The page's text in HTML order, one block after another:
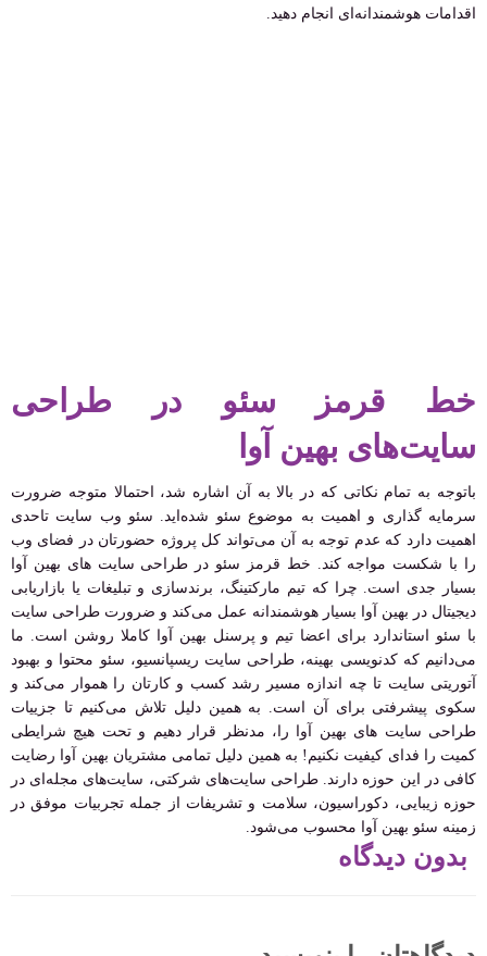
اقدامات هوشمندانه‌ای انجام دهید.
خط قرمز سئو در طراحی
سایت‌های بهین آوا
باتوجه به تمام نکاتی که در بالا به آن اشاره شد، احتمالا متوجه ضرورت
سرمایه گذاری و اهمیت به موضوع سئو شده‌اید. سئو وب سایت تاحدی
اهمیت دارد که عدم توجه به آن می‌تواند کل پروژه حضورتان در فضای وب
را با شکست مواجه کند. خط قرمز سئو در طراحی سایت های بهین آوا
بسیار جدی است. چرا که تیم مارکتینگ، برندسازی و تبلیغات یا بازاریابی
دیجیتال در بهین آوا بسیار هوشمندانه عمل می‌کند و ضرورت طراحی سایت
با سئو استاندارد برای اعضا تیم و پرسنل بهین آوا کاملا روشن است. ما
می‌دانیم که کدنویسی بهینه، طراحی سایت ریسپانسیو، سئو محتوا و بهبود
آتوریتی سایت تا چه اندازه مسیر رشد کسب و کارتان را هموار می‌کند و
سکوی پیشرفتی برای آن است. به همین دلیل تلاش می‌کنیم تا جزییات
طراحی سایت های بهین آوا را، مدنظر قرار دهیم و تحت هیچ شرایطی
کمیت را فدای کیفیت نکنیم! به همین دلیل تمامی مشتریان بهین آوا رضایت
کافی در این حوزه دارند. طراحی سایت‌های شرکتی، سایت‌های مجله‌ای در
حوزه زیبایی، دکوراسیون، سلامت و تشریفات از جمله تجربیات موفق در
زمینه سئو بهین آوا محسوب می‌شود.
بدون دیدگاه